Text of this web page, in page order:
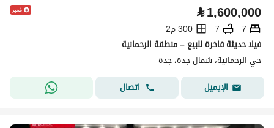
⃁1,600,000
7
7
300 م2
فيلا حديثة فاخرة للبيع – منطقة الرحمانية
حي الرحمانية، شمال جدة، جدة
الإيميل
اتصال